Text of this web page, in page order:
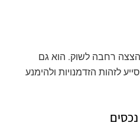
רחבה לשוק. הוא גם
לזהות הזדמנויות ולהימנע